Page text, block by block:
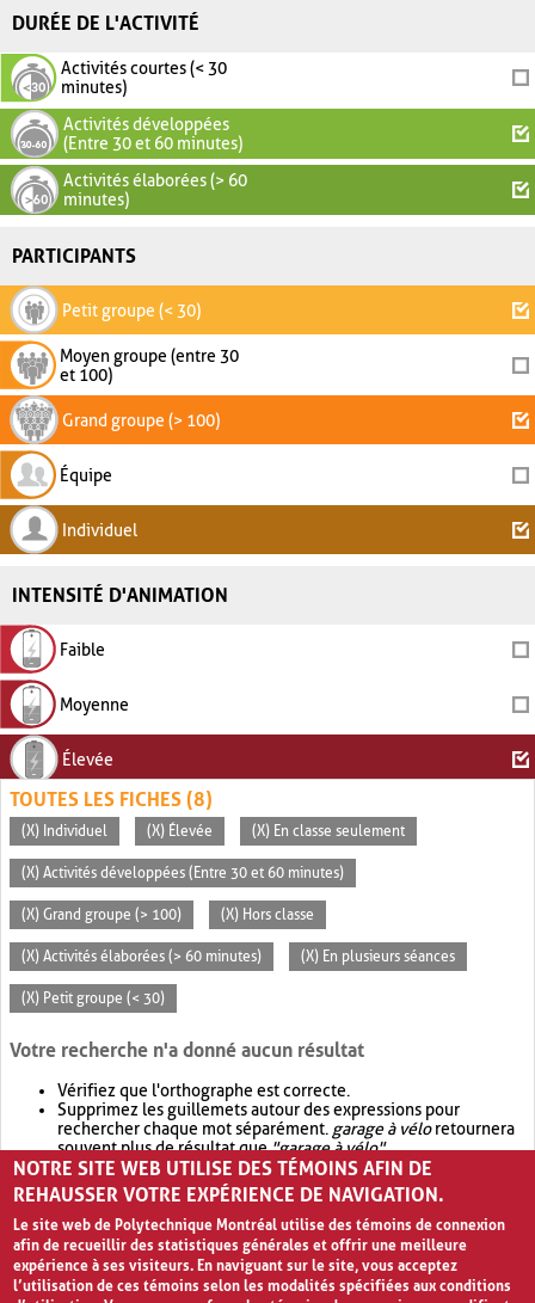
DURÉE DE L'ACTIVITÉ
Activités courtes (< 30
minutes)
Activités développées
(Entre 30 et 60 minutes)
Activités élaborées (> 60
minutes)
PARTICIPANTS
Petit groupe (< 30)
Moyen groupe (entre 30
et 100)
Grand groupe (> 100)
Équipe
Individuel
INTENSITÉ D'ANIMATION
Faible
Moyenne
Élevée
TOUTES LES FICHES (8)
(X) Individuel (X) Élevée (X) En classe seulement
(X) Activités développées (Entre 30 et 60 minutes)
(X) Grand groupe (> 100) (X) Hors classe
(X) Activités élaborées (> 60 minutes) (X) En plusieurs séances
(X) Petit groupe (< 30)
Votre recherche n'a donné aucun résultat
Vérifiez que l'orthographe est correcte.
Supprimez les guillemets autour des expressions pour
rechercher chaque mot séparément. garage à véloretournera
souvent plus de résultat que"garage à vélo".
Envisagez d'élargir votre recherche avec OR.garage OR vélo
retournera souvent plus de résultat quegarage à vélo
NOTRE SITE WEB UTILISE DES TÉMOINS AFIN DE
REHAUSSER VOTRE EXPÉRIENCE DE NAVIGATION.
Le site web de Polytechnique Montréal utilise des témoins de connexion
afin de recueillir des statistiques générales et offrir une meilleure
expérience à ses visiteurs. En naviguant sur le site, vous acceptez
l’utilisation de ces témoins selon les modalités spécifiées aux conditions